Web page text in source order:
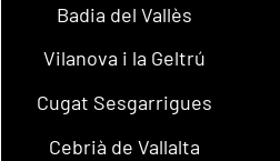
Badia del Vallès
Vilanova i la Geltrú
Cugat Sesgarrigues
Cebrià de Vallalta